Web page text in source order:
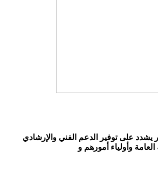
على توفير الدعم الفني والإرشادي
العامة وأولياء أمورهم و